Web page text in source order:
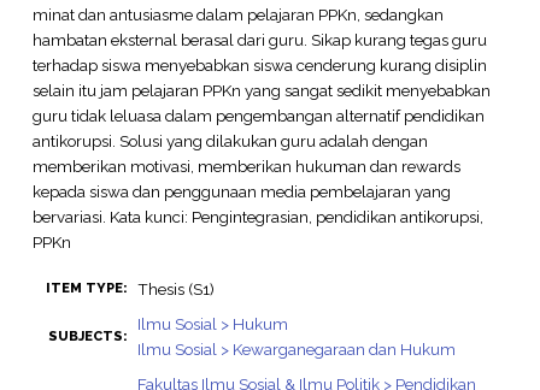
minat dan antusiasme dalam pelajaran PPKn, sedangkan
hambatan eksternal berasal dari guru. Sikap kurang tegas guru
terhadap siswa menyebabkan siswa cenderung kurang disiplin
selain itu jam pelajaran PPKn yang sangat sedikit menyebabkan
guru tidak leluasa dalam pengembangan alternatif pendidikan
antikorupsi. Solusi yang dilakukan guru adalah dengan
memberikan motivasi, memberikan hukuman dan rewards
kepada siswa dan penggunaan media pembelajaran yang
bervariasi. Kata kunci: Pengintegrasian, pendidikan antikorupsi,
PPKn
ITEM TYPE: Thesis (S1)
SUBJECTS:
Ilmu Sosial > Hukum
Ilmu Sosial > Kewarganegaraan dan Hukum
Fakultas Ilmu Sosial & Ilmu Politik > Pendidikan